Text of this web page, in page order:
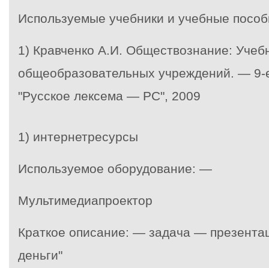
Используемые учебники и учебные
1) Кравченко А.И. Обществознание:
общеобразовательных учреждений. —
"Русское лексема — РС", 2009
1) интернетресурсы
Используемое оборудование: —
Мультимедиапроектор
Краткое описание: — задача —
деньги"